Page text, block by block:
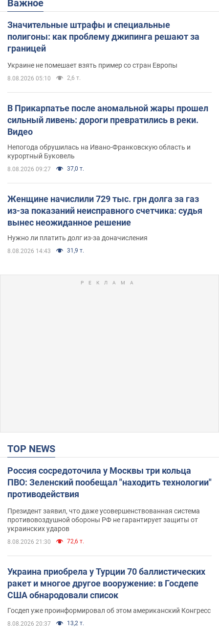
Важное
Значительные штрафы и специальные
полигоны: как проблему джипинга решают за
границей
Украине не помешает взять пример со стран Европы
8.08.2026 05:10 2,6 т.
В Прикарпатье после аномальной жары прошел
сильный ливень: дороги превратились в реки.
Видео
Непогода обрушилась на Ивано-Франковскую область и
курортный Буковель
8.08.2026 09:27 37,0 т.
Женщине начислили 729 тыс. грн долга за газ
из-за показаний неисправного счетчика: судья
вынес неожиданное решение
Нужно ли платить долг из-за доначисления
8.08.2026 14:43 31,9 т.
TOP NEWS
Россия сосредоточила у Москвы три кольца
ПВО: Зеленский пообещал "находить технологии"
противодействия
Президент заявил, что даже усовершенствованная система
противовоздушной обороны РФ не гарантирует защиты от
украинских ударов
8.08.2026 21:30 72,6 т.
Украина приобрела у Турции 70 баллистических
ракет и многое другое вооружение: в Госдепе
США обнародовали список
Госдеп уже проинформировал об этом американский Конгресс
8.08.2026 20:37 13,2 т.